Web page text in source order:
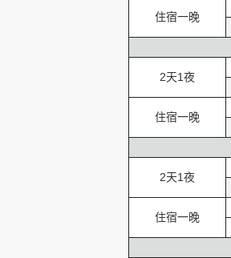
住宿一晚
2天1夜
住宿一晚
2天1夜
住宿一晚